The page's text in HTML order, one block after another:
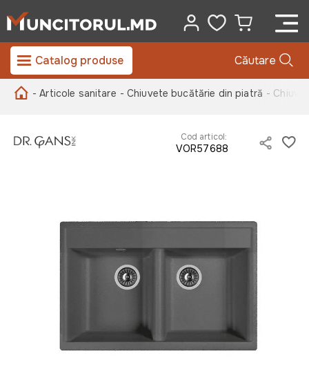
Catalog produse Căutare
- Articole sanitare - Chiuvete bucătărie din piatră -
Cod articol:
VOR57688